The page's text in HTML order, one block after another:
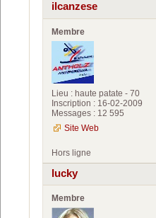
ilcanzese
Membre
Lieu : haute patate - 70
Inscription : 16-02-2009
Messages : 12 595
Site Web
Hors ligne
lucky
Membre